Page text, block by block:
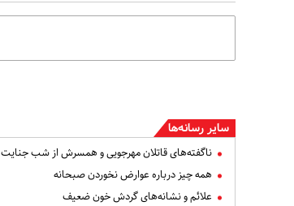
سایر رسانه‌ها
ناگفته‌های قاتلان مهرجویی و همسرش از شب جنایت
همه چیز درباره عوارض نخوردن صبحانه
علائم و نشانه‌های گردش خون ضعیف